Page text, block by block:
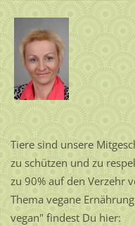
Tiere sind unsere
zu schützen und zu
zu 90% auf den Verzehr
Thema vegane
vegan" findest Du hier: